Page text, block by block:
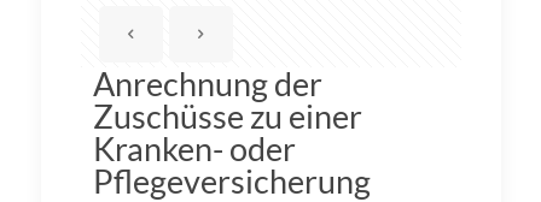
Anrechnung der
Zuschüsse zu einer
Kranken- oder
Pflegeversicherung